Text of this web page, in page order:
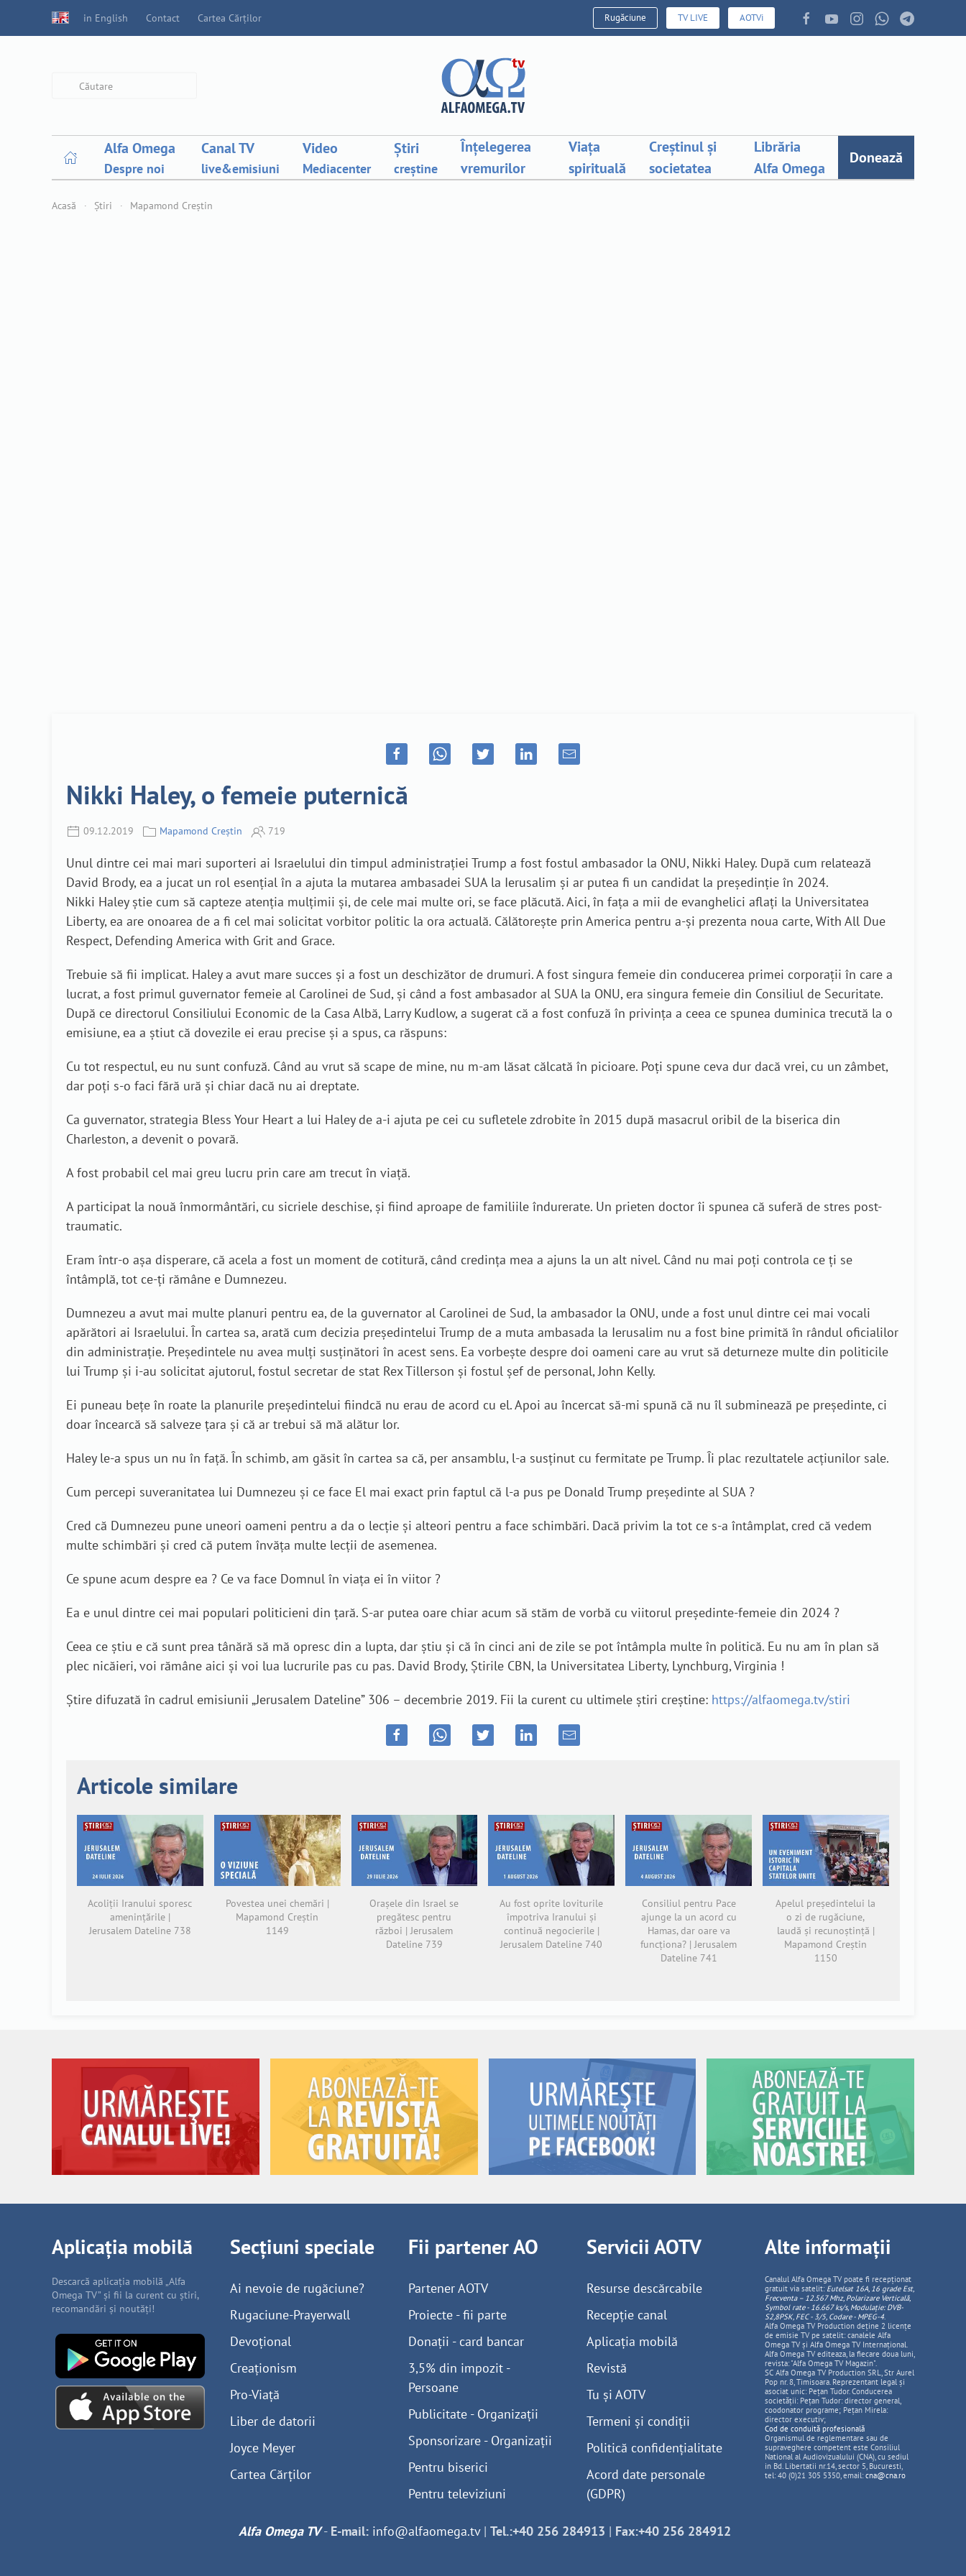
in English Contact Cartea Cărților Rugăciune TV LIVE AOTVi
Alfa Omega
Despre noi
Canal TV
live&emisiuni
Video
Mediacenter
Știri
creștine
Înțelegerea
vremurilor
Viața
spirituală
Creștinul și
societatea
Librăria
Alfa Omega
Donează
Acasă Știri Mapamond Creștin
Nikki Haley, o femeie puternică
09.12.2019 Mapamond Creștin 719
Unul dintre cei mai mari suporteri ai Israelului din timpul administrației Trump a fost fostul ambasador la ONU, Nikki Haley. După cum relatează
David Brody, ea a jucat un rol esențial în a ajuta la mutarea ambasadei SUA la Ierusalim și ar putea fi un candidat la președinție în 2024.
Nikki Haley știe cum să capteze atenția mulțimii și, de cele mai multe ori, se face plăcută. Aici, în fața a mii de evanghelici aflați la Universitatea
Liberty, ea are onoarea de a fi cel mai solicitat vorbitor politic la ora actuală. Călătorește prin America pentru a-și prezenta noua carte, With All Due
Respect, Defending America with Grit and Grace.
Trebuie să fii implicat. Haley a avut mare succes și a fost un deschizător de drumuri. A fost singura femeie din conducerea primei corporații în care a
lucrat, a fost primul guvernator femeie al Carolinei de Sud, și când a fost ambasador al SUA la ONU, era singura femeie din Consiliul de Securitate.
După ce directorul Consiliului Economic de la Casa Albă, Larry Kudlow, a sugerat că a fost confuză în privința a ceea ce spunea duminica trecută la o
emisiune, ea a știut că dovezile ei erau precise și a spus, ca răspuns:
Cu tot respectul, eu nu sunt confuză. Când au vrut să scape de mine, nu m-am lăsat călcată în picioare. Poți spune ceva dur dacă vrei, cu un zâmbet,
dar poți s-o faci fără ură și chiar dacă nu ai dreptate.
Ca guvernator, strategia Bless Your Heart a lui Haley de a-i ajuta pe cei cu sufletele zdrobite în 2015 după masacrul oribil de la biserica din
Charleston, a devenit o povară.
A fost probabil cel mai greu lucru prin care am trecut în viață.
A participat la nouă înmormântări, cu sicriele deschise, și fiind aproape de familiile îndurerate. Un prieten doctor îi spunea că suferă de stres post-
traumatic.
Eram într-o așa disperare, că acela a fost un moment de cotitură, când credința mea a ajuns la un alt nivel. Când nu mai poți controla ce ți se
întâmplă, tot ce-ți rămâne e Dumnezeu.
Dumnezeu a avut mai multe planuri pentru ea, de la guvernator al Carolinei de Sud, la ambasador la ONU, unde a fost unul dintre cei mai vocali
apărători ai Israelului. În cartea sa, arată cum decizia președintelui Trump de a muta ambasada la Ierusalim nu a fost bine primită în rândul oficialilor
din administrație. Președintele nu avea mulți susținători în acest sens. Ea vorbește despre doi oameni care au vrut să deturneze multe din politicile
lui Trump și i-au solicitat ajutorul, fostul secretar de stat Rex Tillerson și fostul șef de personal, John Kelly.
Ei puneau bețe în roate la planurile președintelui fiindcă nu erau de acord cu el. Apoi au încercat să-mi spună că nu îl subminează pe președinte, ci
doar încearcă să salveze țara și că ar trebui să mă alătur lor.
Haley le-a spus un nu în față. În schimb, am găsit în cartea sa că, per ansamblu, l-a susținut cu fermitate pe Trump. Îi plac rezultatele acțiunilor sale.
Cum percepi suveranitatea lui Dumnezeu și ce face El mai exact prin faptul că l-a pus pe Donald Trump președinte al SUA ?
Cred că Dumnezeu pune uneori oameni pentru a da o lecție și alteori pentru a face schimbări. Dacă privim la tot ce s-a întâmplat, cred că vedem
multe schimbări și cred că putem învăța multe lecții de asemenea.
Ce spune acum despre ea ? Ce va face Domnul în viața ei în viitor ?
Ea e unul dintre cei mai populari politicieni din țară. S-ar putea oare chiar acum să stăm de vorbă cu viitorul președinte-femeie din 2024 ?
Ceea ce știu e că sunt prea tânără să mă opresc din a lupta, dar știu și că în cinci ani de zile se pot întâmpla multe în politică. Eu nu am în plan să
plec nicăieri, voi rămâne aici și voi lua lucrurile pas cu pas. David Brody, Știrile CBN, la Universitatea Liberty, Lynchburg, Virginia !
Știre difuzată în cadrul emisiunii „Jerusalem Dateline” 306 – decembrie 2019. Fii la curent cu ultimele știri creștine: https://alfaomega.tv/stiri
Articole similare
Acoliții Iranului sporesc
amenințările |
Jerusalem Dateline 738
Povestea unei chemări |
Mapamond Creștin
1149
Orașele din Israel se
pregătesc pentru
război | Jerusalem
Dateline 739
Au fost oprite loviturile
împotriva Iranului și
continuă negocierile |
Jerusalem Dateline 740
Consiliul pentru Pace
ajunge la un acord cu
Hamas, dar oare va
funcționa? | Jerusalem
Dateline 741
Apelul președintelui la
o zi de rugăciune,
laudă și recunoștință |
Mapamond Creștin
1150
Aplicația mobilă
Descarcă aplicația mobilă „Alfa
Omega TV” și fii la curent cu știri,
recomandări și noutăți!
Secțiuni speciale
Ai nevoie de rugăciune?
Rugaciune-Prayerwall
Devoțional
Creaționism
Pro-Viață
Liber de datorii
Joyce Meyer
Cartea Cărților
Fii partener AO
Partener AOTV
Proiecte - fii parte
Donații - card bancar
3,5% din impozit -
Persoane
Publicitate - Organizații
Sponsorizare - Organizații
Pentru biserici
Pentru televiziuni
Servicii AOTV
Resurse descărcabile
Recepție canal
Aplicația mobilă
Revistă
Tu și AOTV
Termeni și condiții
Politică confidențialitate
Acord date personale
(GDPR)
Alte informații
Canalul Alfa Omega TV poate fi recepționat
gratuit via satelit: Eutelsat 16A, 16 grade Est,
Frecventa – 12.567 Mhz, PolarizareVerticală,
Symbol rate - 16.667 ks/s, Modulație: DVB-
S2,8PSK, FEC - 3/5, Codare - MPEG-4.
Alfa Omega TV Production deține 2 licențe
de emisie TV pe satelit: canalele Alfa
Omega TV și Alfa Omega TV Internațional.
Alfa Omega TV editeaza, la fiecare doua luni,
revista: "Alfa Omega TV Magazin".
SC Alfa Omega TV Production SRL, Str Aurel
Pop nr. 8, Timisoara. Reprezentant legal și
asociat unic: Pețan Tudor. Conducerea
societății: Pețan Tudor: director general,
coodonator programe; Pețan Mirela:
director executiv;
Cod de conduită profesională
Organismul de reglementare sau de
supraveghere competent este Consiliul
National al Audiovizualului (CNA), cu sediul
in Bd. Libertatii nr.14, sector 5, Bucuresti,
tel: 40 (0)21 305 5350, email: cna@cna.ro
Alfa Omega TV- E-mail: info@alfaomega.tv| Tel.:+40 256 284913 | Fax:+40 256 284912